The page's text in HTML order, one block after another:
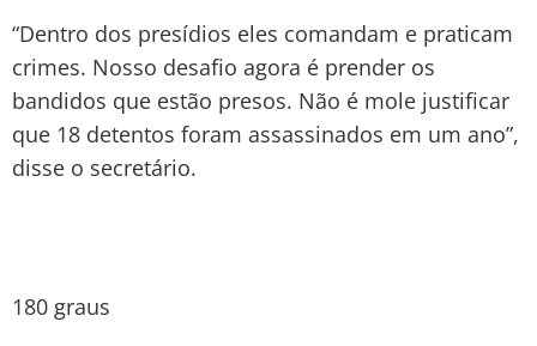
“Dentro dos presídios eles comandam e praticam
crimes. Nosso desafio agora é prender os
bandidos que estão presos. Não é mole justificar
que 18 detentos foram assassinados em um ano”,
disse o secretário.
180 graus